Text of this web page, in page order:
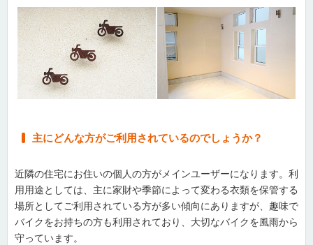
主にどんな方がご利用されているのでしょうか？
近隣の住宅にお住いの個人の方がメインユーザーになります。利
用用途としては、主に家財や季節によって変わる衣類を保管する
場所としてご利用されている方が多い傾向にありますが、趣味で
バイクをお持ちの方も利用されており、大切なバイクを風雨から
守っています。